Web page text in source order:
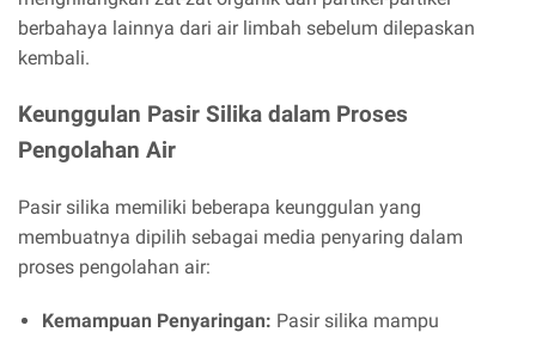
berbahaya lainnya dari air limbah sebelum dilepaskan
kembali.
Keunggulan Pasir Silika dalam Proses
Pengolahan Air
Pasir silika memiliki beberapa keunggulan yang
membuatnya dipilih sebagai media penyaring dalam
proses pengolahan air:
Kemampuan Penyaringan: Pasir silika mampu